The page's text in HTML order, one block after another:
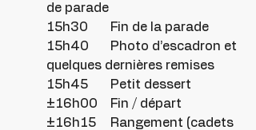
de parade
15h30 	Fin de la parade
15h40 	Photo d’escadron et
quelques dernières remises
15h45 	Petit dessert
±16h00 	Fin / départ
±16h15 	Rangement (cadets